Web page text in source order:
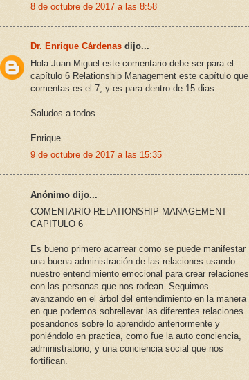
8 de octubre de 2017 a las 8:58
Dr. Enrique Cárdenas dijo...
Hola Juan Miguel este comentario debe ser para el
capítulo 6 Relationship Management este capítulo que
comentas es el 7, y es para dentro de 15 dias.
Saludos a todos
Enrique
9 de octubre de 2017 a las 15:35
Anónimo dijo...
COMENTARIO RELATIONSHIP MANAGEMENT
CAPITULO 6
Es bueno primero acarrear como se puede manifestar
una buena administración de las relaciones usando
nuestro entendimiento emocional para crear relaciones
con las personas que nos rodean. Seguimos
avanzando en el árbol del entendimiento en la manera
en que podemos sobrellevar las diferentes relaciones
posandonos sobre lo aprendido anteriormente y
poniéndolo en practica, como fue la auto conciencia,
administratorio, y una conciencia social que nos
fortifican.